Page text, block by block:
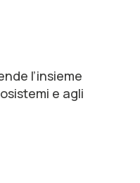
l’insieme
e agli